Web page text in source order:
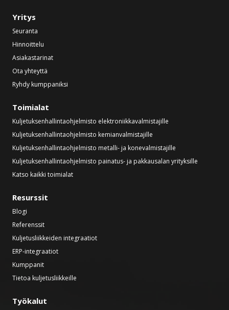
Yritys
Seuranta
Hinnoittelu
Asiakastarinat
Ota yhteyttä
Ryhdy kumppaniksi
Toimialat
Kuljetuksenhallintaohjelmisto elektroniikkavalmistajille
Kuljetuksenhallintaohjelmisto kemianvalmistajille
Kuljetuksenhallintaohjelmisto metalli- ja konevalmistajille
Kuljetuksenhallintaohjelmisto painatus- ja pakkausalan yrityksille
Katso kaikki toimialat
Resurssit
Blogi
Referenssit
Kuljetusliikkeiden integraatiot
ERP-integraatiot
Kumppanit
Tietoa kuljetusliikkeille
Työkalut